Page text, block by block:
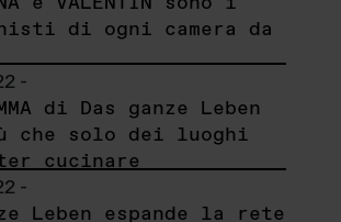
di ogni camera da
-
di Das ganze Leben
che solo dei luoghi
cucinare
-
Leben espande la rete